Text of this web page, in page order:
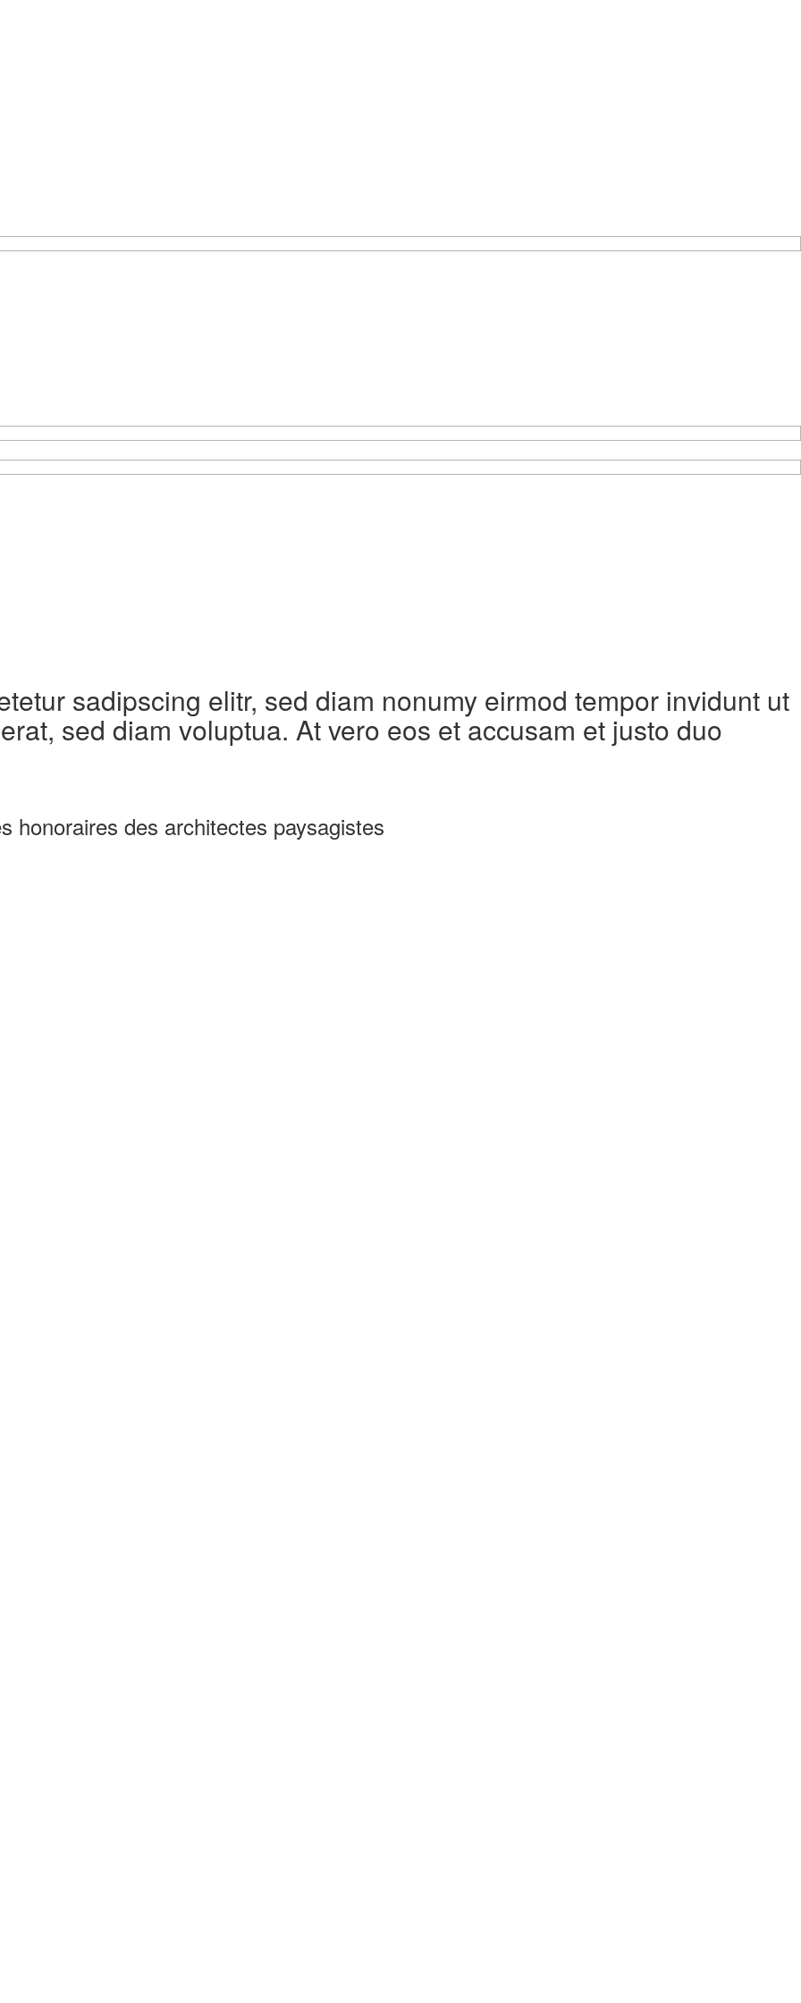
sadipscing elitr, sed diam nonumy eirmod tempor invidunt ut
sed diam voluptua. At vero eos et accusam et justo duo
honoraires des architectes paysagistes